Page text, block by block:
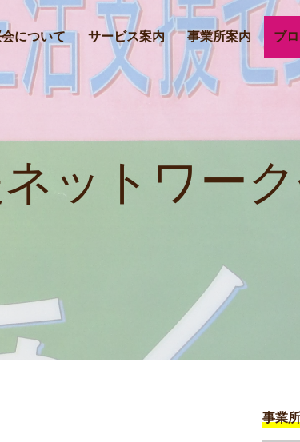
について サービス案内 事業所案内 ブ
ットワー
事業